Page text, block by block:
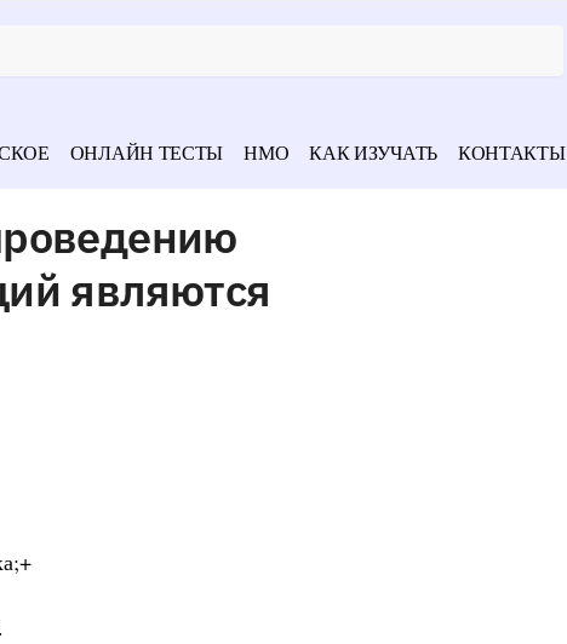
ОНЛАЙН ТЕСТЫ НМО КАК ИЗУЧАТЬ КОНТАКТЫ
являются